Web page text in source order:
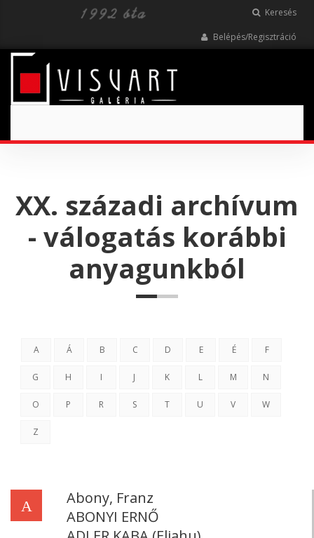
Keresés
Belépés/Regisztráció
XX. századi archívum
- válogatás korábbi
anyagunkból
A Á B C D E É F
G H I J K L M N
O P R S T U V W
Z
A
Abony, Franz
ABONYI ERNŐ